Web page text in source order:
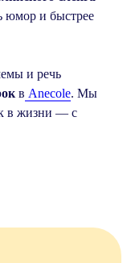
юмор и быстрее
и речь
в Anecole. Мы
в жизни — с